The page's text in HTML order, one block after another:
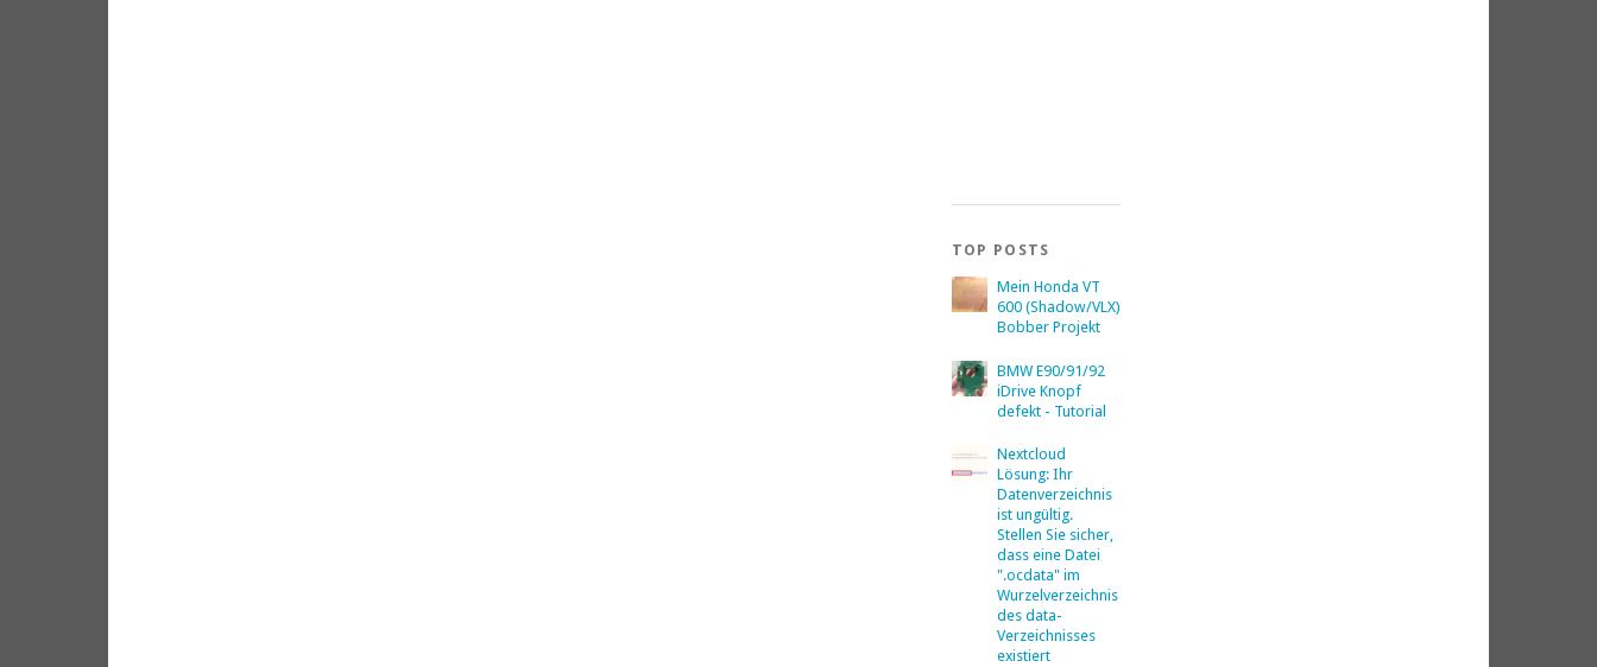
TOP POSTS
Mein Honda VT
600 (Shadow/VLX)
Bobber Projekt
BMW E90/91/92
iDrive Knopf
defekt - Tutorial
Nextcloud
Lösung: Ihr
Datenverzeichnis
ist ungültig.
Stellen Sie sicher,
dass eine Datei
".ocdata" im
Wurzelverzeichnis
des data-
Verzeichnisses
existiert